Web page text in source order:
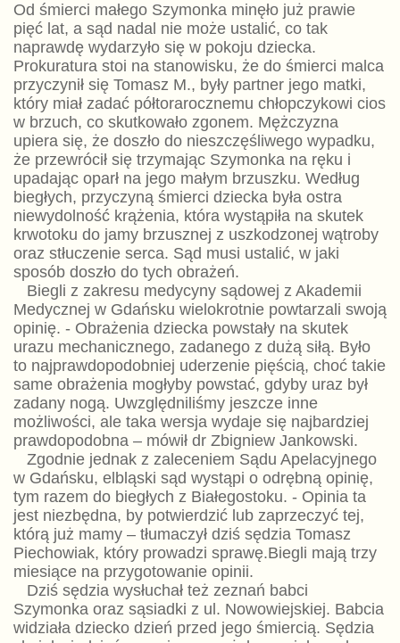
Od śmierci małego Szymonka minęło już prawie
pięć lat, a sąd nadal nie może ustalić, co tak
naprawdę wydarzyło się w pokoju dziecka.
Prokuratura stoi na stanowisku, że do śmierci malca
przyczynił się Tomasz M., były partner jego matki,
który miał zadać półtorarocznemu chłopczykowi cios
w brzuch, co skutkowało zgonem. Mężczyzna
upiera się, że doszło do nieszczęśliwego wypadku,
że przewrócił się trzymając Szymonka na ręku i
upadając oparł na jego małym brzuszku. Według
biegłych, przyczyną śmierci dziecka była ostra
niewydolność krążenia, która wystąpiła na skutek
krwotoku do jamy brzusznej z uszkodzonej wątroby
oraz stłuczenie serca. Sąd musi ustalić, w jaki
sposób doszło do tych obrażeń.
Biegli z zakresu medycyny sądowej z Akademii
Medycznej w Gdańsku wielokrotnie powtarzali swoją
opinię. - Obrażenia dziecka powstały na skutek
urazu mechanicznego, zadanego z dużą siłą. Było
to najprawdopodobniej uderzenie pięścią, choć takie
same obrażenia mogłyby powstać, gdyby uraz był
zadany nogą. Uwzględniliśmy jeszcze inne
możliwości, ale taka wersja wydaje się najbardziej
prawdopodobna – mówił dr Zbigniew Jankowski.
Zgodnie jednak z zaleceniem Sądu Apelacyjnego
w Gdańsku, elbląski sąd wystąpi o odrębną opinię,
tym razem do biegłych z Białegostoku. - Opinia ta
jest niezbędna, by potwierdzić lub zaprzeczyć tej,
którą już mamy – tłumaczył dziś sędzia Tomasz
Piechowiak, który prowadzi sprawę.Biegli mają trzy
miesiące na przygotowanie opinii.
Dziś sędzia wysłuchał też zeznań babci
Szymonka oraz sąsiadki z ul. Nowowiejskiej. Babcia
widziała dziecko dzień przed jego śmiercią. Sędzia